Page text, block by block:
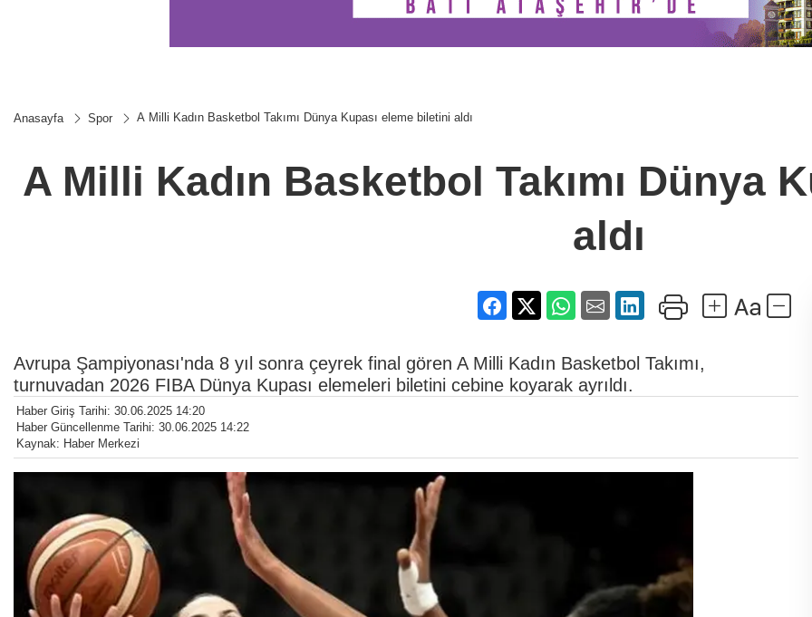
Anasayfa Spor A Milli Kadın Basketbol Takımı Dünya Kupası eleme biletini aldı
A Milli Kadın Basketbol Takımı Dünya
aldı
Avrupa Şampiyonası'nda 8 yıl sonra çeyrek final gören A Milli Kadın Basketbol Takımı,
turnuvadan 2026 FIBA Dünya Kupası elemeleri biletini cebine koyarak ayrıldı.
Haber Giriş Tarihi: 30.06.2025 14:20
Haber Güncellenme Tarihi: 30.06.2025 14:22
Kaynak: Haber Merkezi